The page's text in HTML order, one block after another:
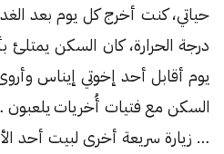
حياتي، كنت أخرج كل يوم بعد
درجة الحرارة، كان السكن
يوم أقابل أحد إخوتي إيناس
السكن مع فتيات أُخريات يلعبون
… زيارة سريعة أخرى لبيت أحد